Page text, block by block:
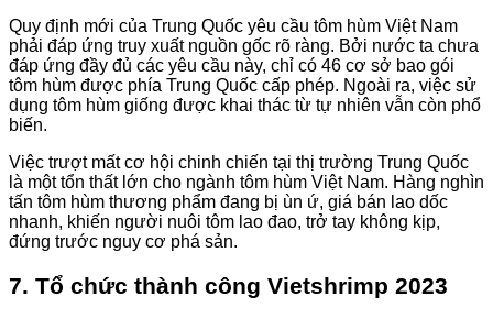
Quy định mới của Trung Quốc yêu cầu tôm hùm Việt Nam
phải đáp ứng truy xuất nguồn gốc rõ ràng. Bởi nước ta chưa
đáp ứng đầy đủ các yêu cầu này, chỉ có 46 cơ sở bao gói
tôm hùm được phía Trung Quốc cấp phép. Ngoài ra, việc sử
dụng tôm hùm giống được khai thác từ tự nhiên vẫn còn phổ
biến.
Việc trượt mất cơ hội chinh chiến tại thị trường Trung Quốc
là một tổn thất lớn cho ngành tôm hùm Việt Nam. Hàng nghìn
tấn tôm hùm thương phẩm đang bị ùn ứ, giá bán lao dốc
nhanh, khiến người nuôi tôm lao đao, trở tay không kịp,
đứng trước nguy cơ phá sản.
7. Tổ chức thành công Vietshrimp 2023